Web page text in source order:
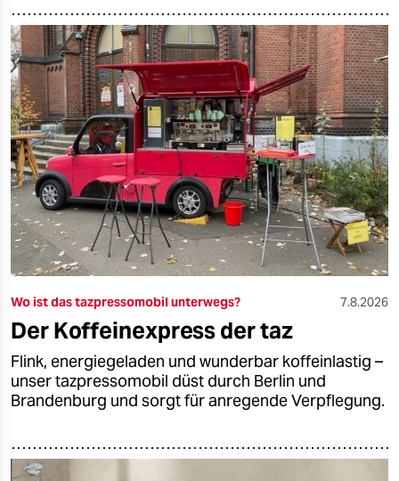
Wo ist das tazpressomobil unterwegs? 7.8.2026
Der Koffeinexpress der taz
Flink, energiegeladen und wunderbar koffeinlastig –
unser tazpressomobil düst durch Berlin und
Brandenburg und sorgt für anregende Verpflegung.